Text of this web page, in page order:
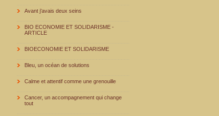
Avant j'avais deux seins
BIO ECONOMIE ET SOLIDARISME -
ARTICLE
BIOECONOMIE ET SOLIDARISME
Bleu, un océan de solutions
Calme et attentif comme une grenouille
Cancer, un accompagnement qui change
tout